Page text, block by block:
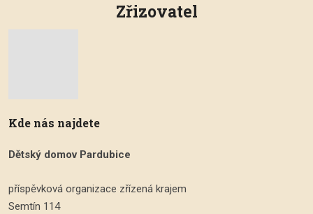
Zřizovatel
Kde nás najdete
Dětský domov Pardubice
příspěvková organizace zřízená krajem
Semtín 114